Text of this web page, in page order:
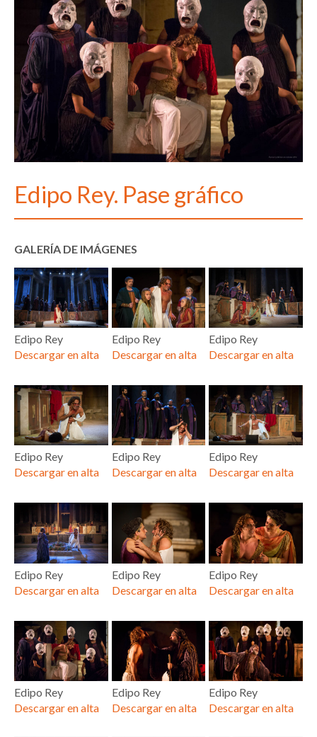
Edipo Rey. Pase gráfico
GALERÍA DE IMÁGENES
Edipo Rey
Descargar en alta
Edipo Rey
Descargar en alta
Edipo Rey
Descargar en alta
Edipo Rey
Descargar en alta
Edipo Rey
Descargar en alta
Edipo Rey
Descargar en alta
Edipo Rey
Descargar en alta
Edipo Rey
Descargar en alta
Edipo Rey
Descargar en alta
Edipo Rey
Descargar en alta
Edipo Rey
Descargar en alta
Edipo Rey
Descargar en alta